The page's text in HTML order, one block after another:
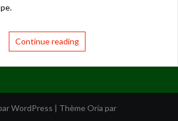
Continue reading
WordPress | Thème Oria par